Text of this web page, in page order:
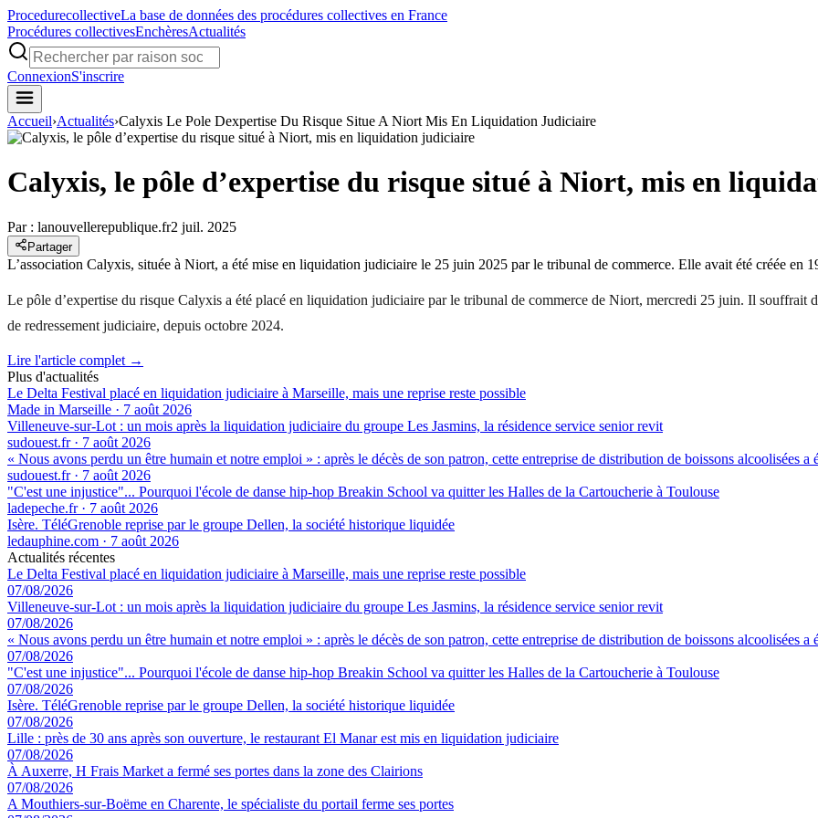
ProcedurecollectiveLa base de données des procédures collectives en France
Procédures collectivesEnchèresActualités
ConnexionS'inscrire
Accueil›Actualités›Calyxis Le Pole Dexpertise Du Risque Situe A Niort Mis En Liquidation Judiciaire
Calyxis, le pôle d’expertise du risque situé à Niort, mis en
Par : lanouvellerepublique.fr2 juil. 2025
Partager
L’association Calyxis, située à Niort, a été mise en liquidation judiciaire le 25 juin 2025 par le tribunal de commerce. Elle avait été créée en
Le pôle d’expertise du risque Calyxis a été placé en liquidation judiciaire par le tribunal de commerce de Niort, mercredi 25 juin. Il souffrait
de redressement judiciaire, depuis octobre 2024.
Lire l'article complet →
Plus d'actualités
Le Delta Festival placé en liquidation judiciaire à Marseille, mais une reprise reste possible
Made in Marseille · 7 août 2026
Villeneuve-sur-Lot : un mois après la liquidation judiciaire du groupe Les Jasmins, la résidence service senior revit
sudouest.fr· 7 août 2026
« Nous avons perdu un être humain et notre emploi » : après le décès de son patron, cette entreprise de distribution de boissons alcoolisées a
sudouest.fr· 7 août 2026
"C'est une injustice"... Pourquoi l'école de danse hip-hop Breakin School va quitter les Halles de la Cartoucherie à Toulouse
ladepeche.fr· 7 août 2026
Isère. TéléGrenoble reprise par le groupe Dellen, la société historique liquidée
ledauphine.com · 7 août 2026
Actualités récentes
Le Delta Festival placé en liquidation judiciaire à Marseille, mais une reprise reste possible
07/08/2026
Villeneuve-sur-Lot : un mois après la liquidation judiciaire du groupe Les Jasmins, la résidence service senior revit
07/08/2026
« Nous avons perdu un être humain et notre emploi » : après le décès de son patron, cette entreprise de distribution de boissons alcoolisées a
07/08/2026
"C'est une injustice"... Pourquoi l'école de danse hip-hop Breakin School va quitter les Halles de la Cartoucherie à Toulouse
07/08/2026
Isère. TéléGrenoble reprise par le groupe Dellen, la société historique liquidée
07/08/2026
Lille : près de 30 ans après son ouverture, le restaurant El Manar est mis en liquidation judiciaire
07/08/2026
À Auxerre, H Frais Market a fermé ses portes dans la zone des Clairions
07/08/2026
A Mouthiers-sur-Boëme en Charente, le spécialiste du portail ferme ses portes